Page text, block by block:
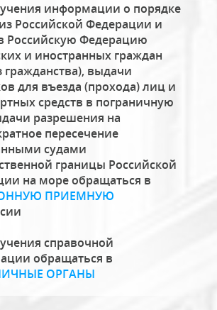
информации о порядке
Российской Федерации и
Российскую Федерацию
и иностранных граждан
гражданства), выдачи
для въезда (прохода) лиц и
средств в пограничную
разрешения на
пересечение
судами
границы Российской
на море обращаться в
ПРИЕМНУЮ
справочной
обращаться в
ОРГАНЫ